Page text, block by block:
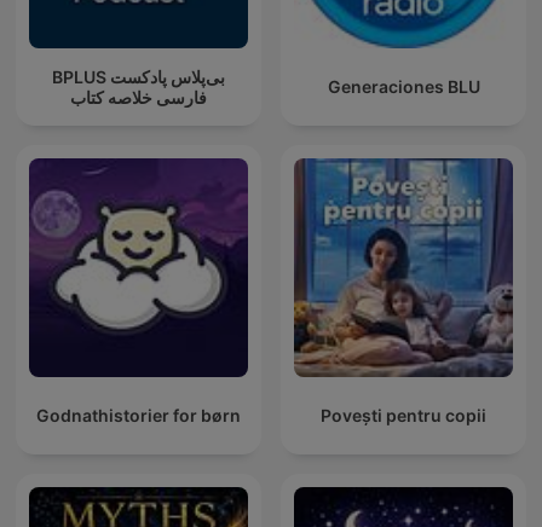
‌BPLUS بی‌پلاس پادکست
فارسی خلاصه کتاب
Generaciones BLU
Godnathistorier for børn Povești pentru copii